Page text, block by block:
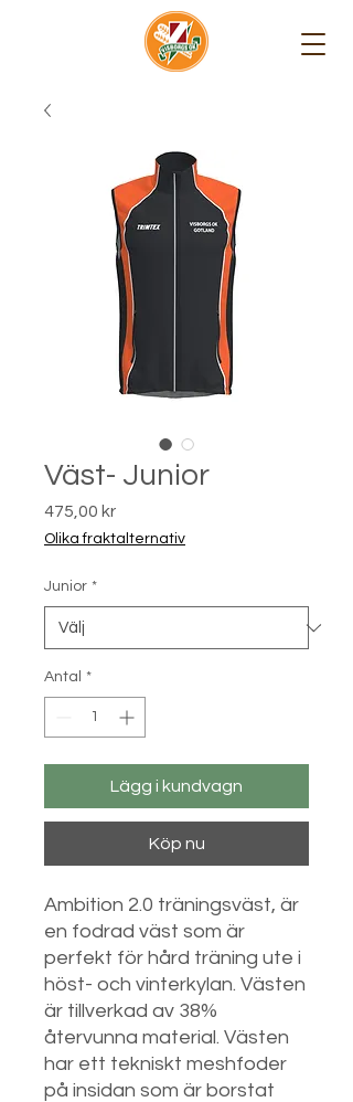
Väst- Junior
475,00 krPris
Olika fraktalternativ
Junior *
Antal *
Lägg i kundvagn
Köp nu
Ambition 2.0 träningsväst, är
en fodrad väst som är
perfekt för hård träning ute i
höst- och vinterkylan. Västen
är tillverkad av 38%
återvunna material. Västen
har ett tekniskt meshfoder
på insidan som är borstat